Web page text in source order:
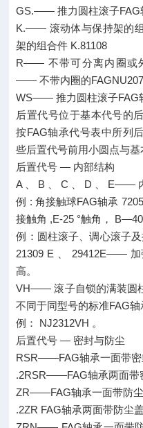
GS.—— 推力圆柱滚子FAG
K.—— 滚动体与保持架的
架的组合件 K.81108
R—— 不带可分离内圈或
—— 不带内圈的FAGNU207
WS—— 推力圆柱滚子FAG
后置代号位于基本代号的
按FAG轴承代号表中所列
些后置代号前用小圆点与基
后置代号 — 内部结构
A 、 B 、 C 、 D 、 E——
例 : 角接触球FAG轴承
接触角 ,E-25 °触角， B—40
例：圆柱滚子、调心滚子及
21309 E 、 29412E——
高。
VH—— 滚子自锁的满装圆
不同于同型号的标准FAG轴
例： NJ2312VH 。
后置代号 — 密封与防尘
RSR——FAG轴承一面带密
.2RSR——FAG轴承两面带
ZR——FAG轴承一面带防尘
.2ZR FAG轴承两面带防尘